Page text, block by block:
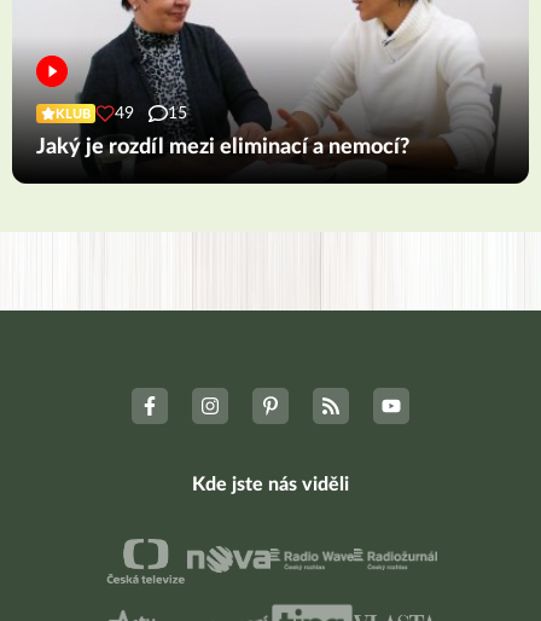
KLUB 49 15
Jaký je rozdíl mezi eliminací a nemocí?
Kde jste nás viděli